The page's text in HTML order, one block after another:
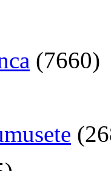
(7660)